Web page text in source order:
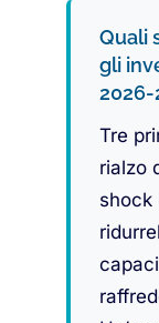
Quali
gli
2026-
Tre
rialzo
shock